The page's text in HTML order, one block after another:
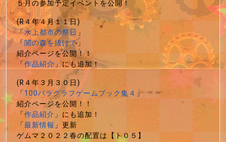
５月の参加予定イベントを公開！
(R４年４月１１日)
「水上都市の祭日」
「闇の森を抜けて」
紹介ページを公開！！
「作品紹介」にも追加！
(R４年３月３０日)
「100パラグラフゲームブック集４ 」
紹介ページを公開！！
「作品紹介」にも追加！
「最新情報」更新
ゲムマ２０２２春の配置は【ト０５】